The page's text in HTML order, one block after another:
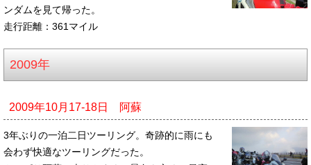
ンダムを見て帰った。
走行距離：361マイル
2009年
2009年10月17-18日 阿蘇
3年ぶりの一泊二日ツーリング。奇跡的に雨にも
会わず快適なツーリングだった。